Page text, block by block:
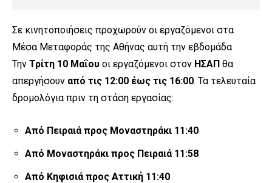
Σε κινητοποιήσεις προχωρούν οι εργαζόμενοι στα
Μέσα Μεταφοράς της Αθήνας αυτή την εβδομάδα
Την Τρίτη 10 Μαΐου οι εργαζόμενοι στον ΗΣΑΠ θα
απεργήσουν από τις 12:00 έως τις 16:00. Τα τελευταία
δρομολόγια πριν τη στάση εργασίας:
Από Πειραιά προς Μοναστηράκι 11:40
Από Μοναστηράκι προς Πειραιά 11:58
Από Κηφισιά προς Αττική 11:40